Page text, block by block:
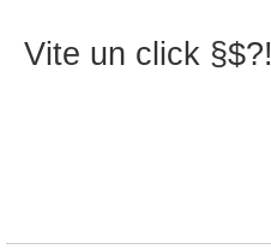
Vite un click §$?!